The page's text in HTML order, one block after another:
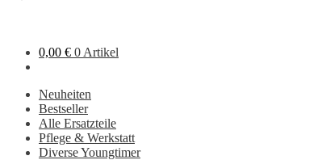
0,00 € 0 Artikel
Neuheiten
Bestseller
Alle Ersatzteile
Pflege & Werkstatt
Diverse Youngtimer